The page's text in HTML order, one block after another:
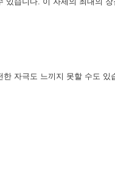
자극도 느끼지 못할 수도 있